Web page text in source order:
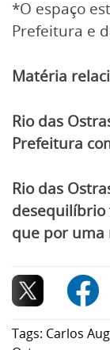
*O espaço
Prefeitura e
Matéria
Rio das
Prefeitura
Rio das
desequilíbrio
que por uma
Tags: Carlos